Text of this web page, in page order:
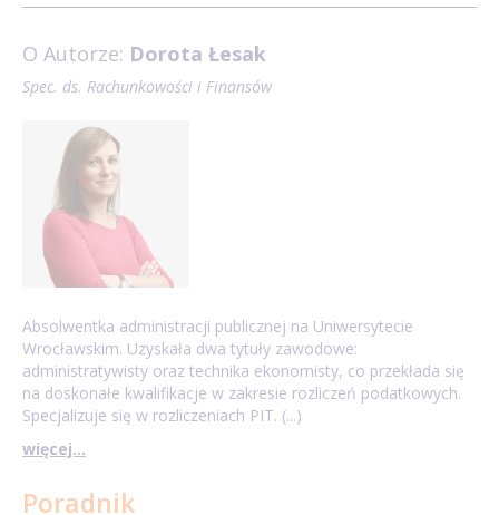
O Autorze: Dorota Łesak
Spec. ds. Rachunkowości i Finansów
Absolwentka administracji publicznej na Uniwersytecie
Wrocławskim. Uzyskała dwa tytuły zawodowe:
administratywisty oraz technika ekonomisty, co przekłada się
na doskonałe kwalifikacje w zakresie rozliczeń podatkowych.
Specjalizuje się w rozliczeniach PIT. (...)
więcej...
Poradnik